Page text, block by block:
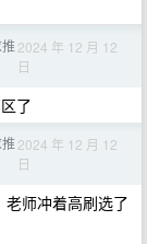
2024 年 12 月 12
日
了
2024 年 12 月 12
日
师冲着高刷选了